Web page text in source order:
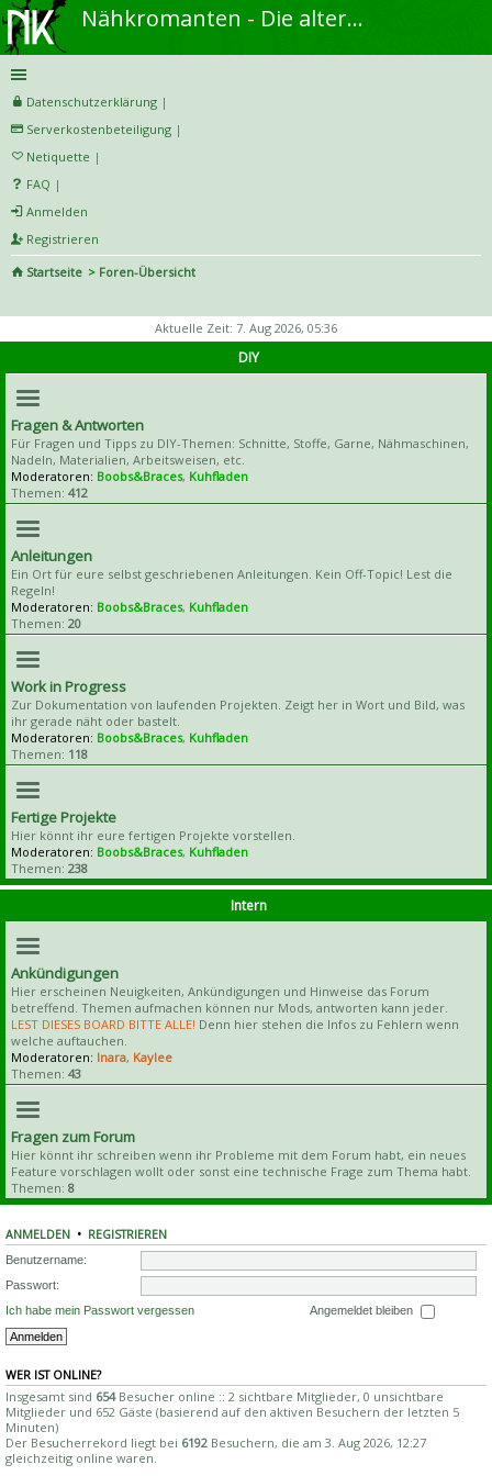
Nähkromanten - Die alternative Näh- und DIY-Community
Datenschutzerklärung |
Serverkostenbeteiligung |
Netiquette |
FAQ |
Anmelden
Registrieren
Startseite
Foren-Übersicht
Aktuelle Zeit: 7. Aug 2026, 05:36
DIY
Fragen & Antworten
Für Fragen und Tipps zu DIY-Themen: Schnitte, Stoffe, Garne, Nähmaschinen,
Nadeln, Materialien, Arbeitsweisen, etc.
Moderatoren: Boobs&Braces, Kuhfladen
Themen: 412
Anleitungen
Ein Ort für eure selbst geschriebenen Anleitungen. Kein Off-Topic! Lest die
Regeln!
Moderatoren: Boobs&Braces, Kuhfladen
Themen: 20
Work in Progress
Zur Dokumentation von laufenden Projekten. Zeigt her in Wort und Bild, was
ihr gerade näht oder bastelt.
Moderatoren: Boobs&Braces, Kuhfladen
Themen: 118
Fertige Projekte
Hier könnt ihr eure fertigen Projekte vorstellen.
Moderatoren: Boobs&Braces, Kuhfladen
Themen: 238
Intern
Ankündigungen
Hier erscheinen Neuigkeiten, Ankündigungen und Hinweise das Forum
betreffend. Themen aufmachen können nur Mods, antworten kann jeder.
LEST DIESES BOARD BITTE ALLE! Denn hier stehen die Infos zu Fehlern wenn
welche auftauchen.
Moderatoren: Inara, Kaylee
Themen: 43
Fragen zum Forum
Hier könnt ihr schreiben wenn ihr Probleme mit dem Forum habt, ein neues
Feature vorschlagen wollt oder sonst eine technische Frage zum Thema habt.
Themen: 8
ANMELDEN • REGISTRIEREN
Benutzername:
Passwort:
Ich habe mein Passwort vergessen
Angemeldet bleiben
WER IST ONLINE?
Insgesamt sind 654Besucher online :: 2 sichtbare Mitglieder, 0 unsichtbare
Mitglieder und 652 Gäste (basierend auf den aktiven Besuchern der letzten 5
Minuten)
Der Besucherrekord liegt bei 6192 Besuchern, die am 3. Aug 2026, 12:27
gleichzeitig online waren.